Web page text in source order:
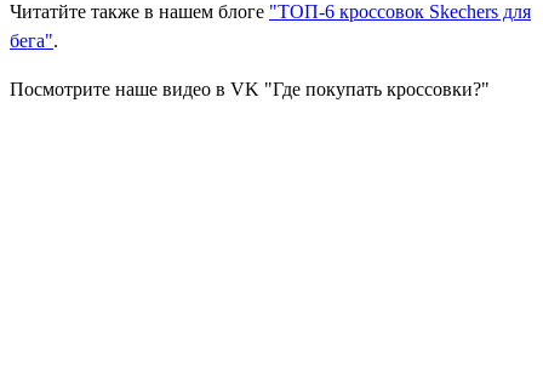
Читатйте также в нашем блоге "ТОП-6 кроссовок Skechers для
бега".
Посмотрите наше видео в VK "Где покупать кроссовки?"